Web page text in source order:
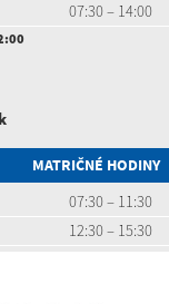
07:30 – 14:00
MATRIČNÉ HODINY
07:30 – 11:30
12:30 – 15:30